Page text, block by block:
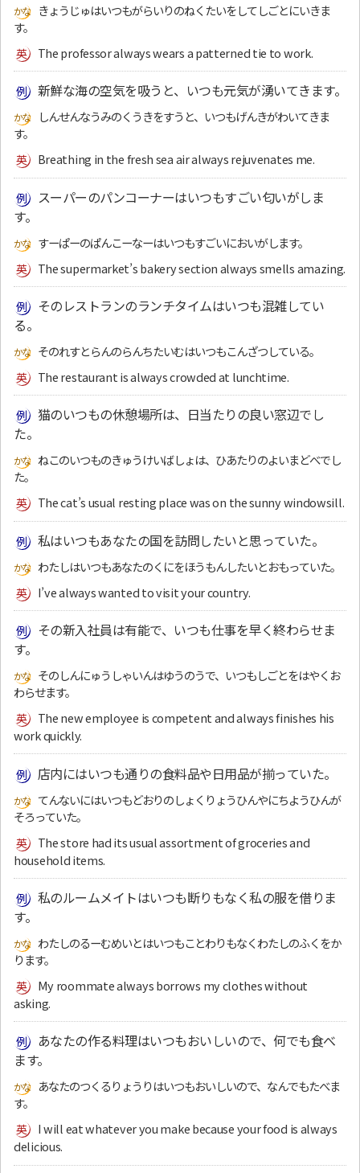
きょうじゅはいつもがらいりのねくたいをしてしごとにいきま
す。
The professor always wears a patterned tie to work.
新鮮な海の空気を吸うと、いつも元気が湧いてきます。
しんせんなうみのくうきをすうと、いつもげんきがわいてきま
す。
Breathing in the fresh sea air always rejuvenates me.
スーパーのパンコーナーはいつもすごい匂いがしま
す。
すーぱーのぱんこーなーはいつもすごいにおいがします。
The supermarket’s bakery section always smells amazing.
そのレストランのランチタイムはいつも混雑してい
る。
そのれすとらんのらんちたいむはいつもこんざつしている。
The restaurant is always crowded at lunchtime.
猫のいつもの休憩場所は、日当たりの良い窓辺でし
た。
ねこのいつものきゅうけいばしょは、ひあたりのよいまどべでし
た。
The cat’s usual resting place was on the sunny windowsill.
私はいつもあなたの国を訪問したいと思っていた。
わたしはいつもあなたのくにをほうもんしたいとおもっていた。
I’ve always wanted to visit your country.
その新入社員は有能で、いつも仕事を早く終わらせま
す。
そのしんにゅうしゃいんはゆうのうで、いつもしごとをはやくお
わらせます。
The new employee is competent and always finishes his
work quickly.
店内にはいつも通りの食料品や日用品が揃っていた。
てんないにはいつもどおりのしょくりょうひんやにちようひんが
そろっていた。
The store had its usual assortment of groceries and
household items.
私のルームメイトはいつも断りもなく私の服を借りま
す。
わたしのるーむめいとはいつもことわりもなくわたしのふくをか
ります。
My roommate always borrows my clothes without
asking.
あなたの作る料理はいつもおいしいので、何でも食べ
ます。
あなたのつくるりょうりはいつもおいしいので、なんでもたべま
す。
I will eat whatever you make because your food is always
delicious.